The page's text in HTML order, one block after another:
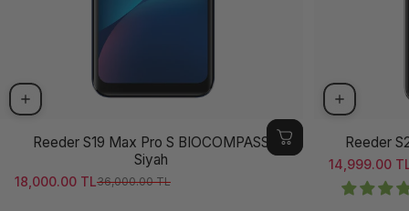
Reeder S19 Max Pro S BIOCOMPASS
Siyah
Satış ücreti
18,000.00 TL
Normal fiyat36,000.00 TL
Reeder
Satış ücreti
14,999.00
Normal